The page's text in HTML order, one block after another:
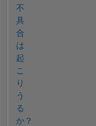
不
具
合
は
起
こ
り
う
る
か？